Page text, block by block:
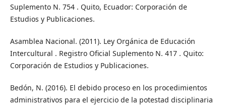
Suplemento N. 754 . Quito, Ecuador: Corporación de
Estudios y Publicaciones.
Asamblea Nacional. (2011). Ley Orgánica de Educación
Intercultural . Registro Oficial Suplemento N. 417 . Quito:
Corporación de Estudios y Publicaciones.
Bedón, N. (2016). El debido proceso en los procedimientos
administrativos para el ejercicio de la potestad disciplinaria